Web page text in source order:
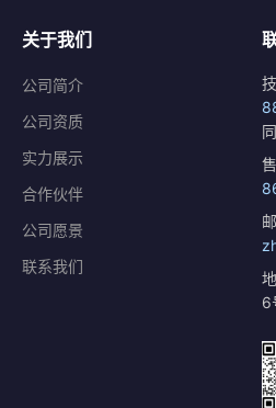
关于我们
公司简介
公司资质
实力展示
合作伙伴
公司愿景
联系我们
6